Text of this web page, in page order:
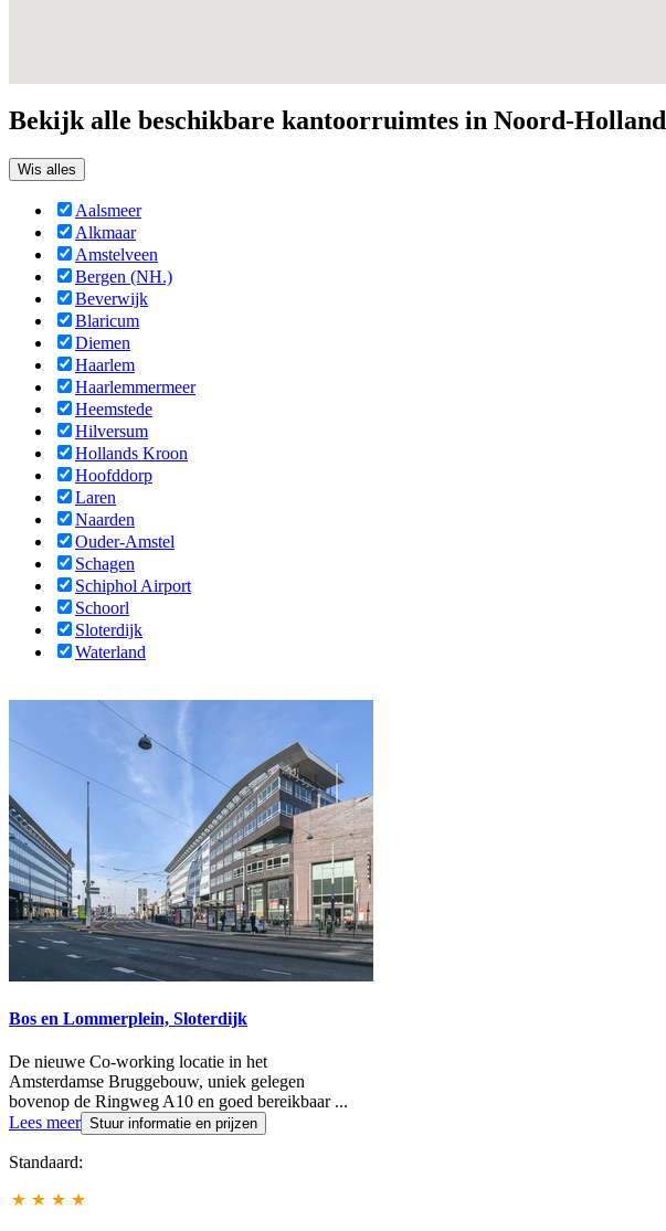
Bekijk alle beschikbare kantoorruimtes in Noord-Holland
Wis alles
Aalsmeer
Alkmaar
Amstelveen
Bergen (NH.)
Beverwijk
Blaricum
Diemen
Haarlem
Haarlemmermeer
Heemstede
Hilversum
Hollands Kroon
Hoofddorp
Laren
Naarden
Ouder-Amstel
Schagen
Schiphol Airport
Schoorl
Sloterdijk
Waterland
Bos en Lommerplein, Sloterdijk
De nieuwe Co-working locatie in het
Amsterdamse Bruggebouw, uniek gelegen
bovenop de Ringweg A10 en goed bereikbaar ...
Lees meer Stuur informatie en prijzen
Standaard: